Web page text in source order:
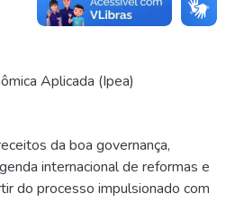
Aplicada (Ipea)
da boa governança,
internacional de reformas e
do processo impulsionado com